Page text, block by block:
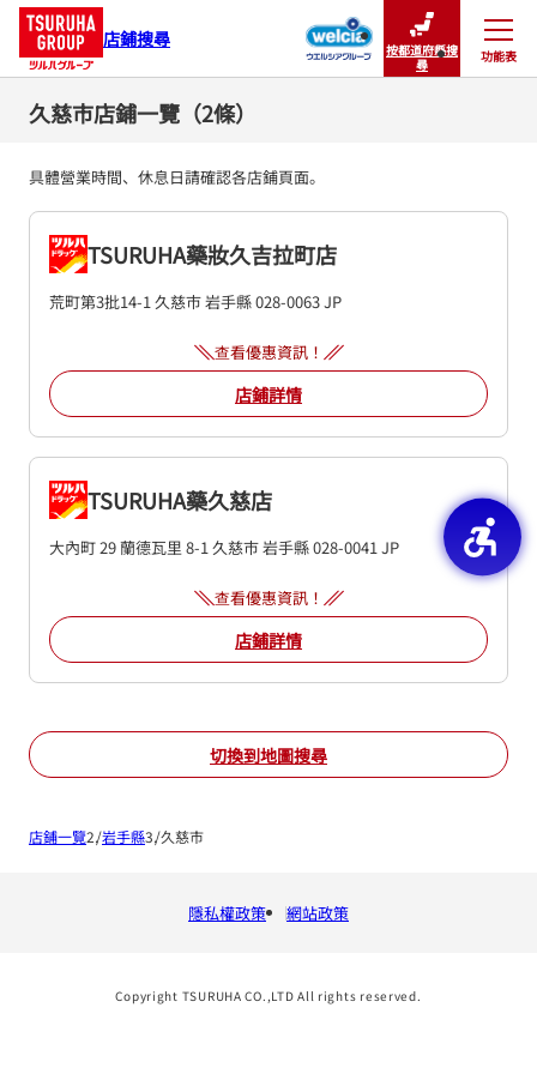
店鋪搜尋
按都道府縣搜
尋
功能表
關閉
久慈市店鋪一覽（2條）
具體營業時間、休息日請確認各店鋪頁面。
TSURUHA藥妝久吉拉町店
荒町第3批14-1久慈市岩手縣028-0063JP
查看優惠資訊！
店鋪詳情
TSURUHA藥久慈店
大內町 29 蘭德瓦里 8-1久慈市岩手縣028-0041JP
查看優惠資訊！
店鋪詳情
切換到地圖搜尋
店鋪一覽 岩手縣 久慈市
隱私權政策 網站政策
Copyright TSURUHA CO.,LTD All rights reserved.